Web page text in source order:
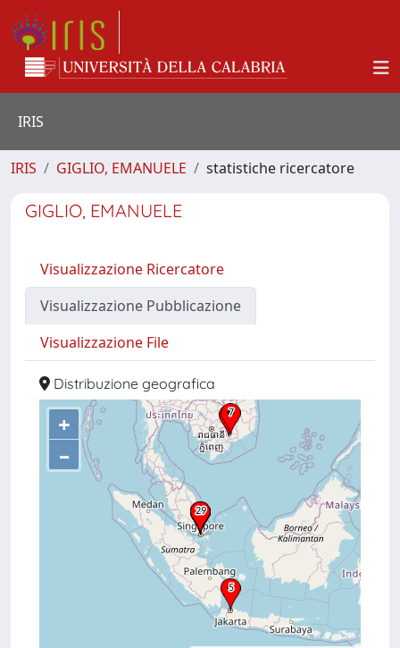
IRIS
IRIS GIGLIO, EMANUELE statistiche ricercatore
GIGLIO, EMANUELE
Visualizzazione Ricercatore
Visualizzazione Pubblicazione
Visualizzazione File
Distribuzione geografica
+
–